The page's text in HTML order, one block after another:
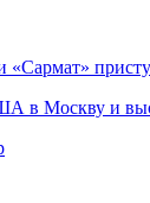
«Сармат»
в Москву и